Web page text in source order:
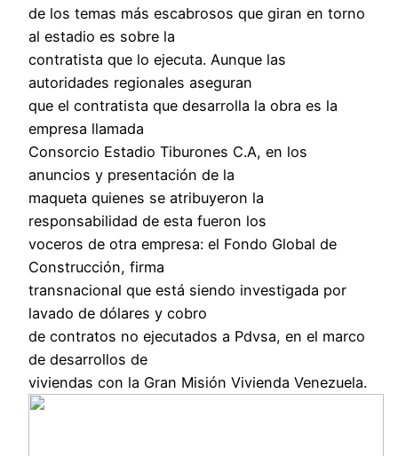
de los temas más escabrosos que giran en torno
al estadio es sobre la
contratista que lo ejecuta. Aunque las
autoridades regionales aseguran
que el contratista que desarrolla la obra es la
empresa llamada
Consorcio Estadio Tiburones C.A, en los
anuncios y presentación de la
maqueta quienes se atribuyeron la
responsabilidad de esta fueron los
voceros de otra empresa: el Fondo Global de
Construcción, firma
transnacional que está siendo investigada por
lavado de dólares y cobro
de contratos no ejecutados a Pdvsa, en el marco
de desarrollos de
viviendas con la Gran Misión Vivienda Venezuela.